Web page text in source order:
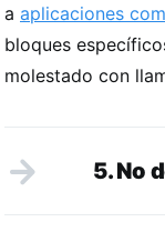
a aplicaciones
bloques
molestado con
5. No